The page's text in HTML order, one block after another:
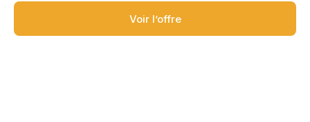
Voir l’offre